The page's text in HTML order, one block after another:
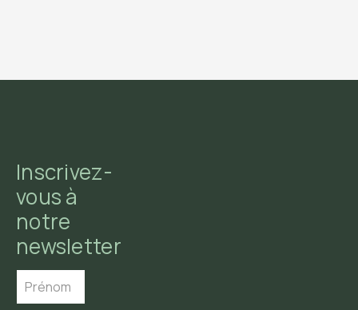
Inscrivez-
vous à
notre
newsletter